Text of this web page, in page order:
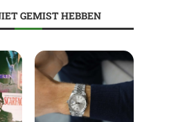
GEMIST HEBBEN